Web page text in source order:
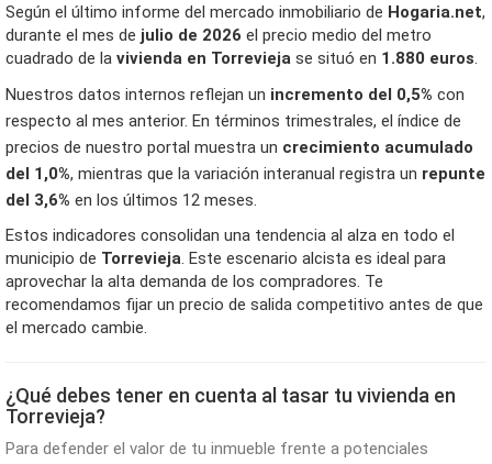
Según el último informe del mercado inmobiliario de Hogaria.net,
durante el mes de julio de 2026 el precio medio del metro
cuadrado de la vivienda en Torrevieja se situó en 1.880 euros
Nuestros datos internos reflejan un incremento del 0,5% con
respecto al mes anterior. En términos trimestrales, el índice de
precios de nuestro portal muestra un crecimiento acumulado
del 1,0%, mientras que la variación interanual registra un repunte
del 3,6% en los últimos 12 meses.
Estos indicadores consolidan una tendencia al alza en todo el
municipio de Torrevieja . Este escenario alcista es ideal para
aprovechar la alta demanda de los compradores. Te
recomendamos fijar un precio de salida competitivo antes de que
el mercado cambie.
¿Qué debes tener en cuenta al tasar tu vivienda en
Torrevieja?
Para defender el valor de tu inmueble frente a potenciales